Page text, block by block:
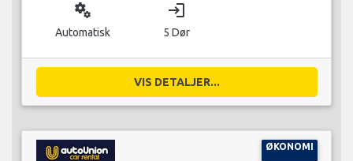
miscellaneous_services
Automatisk
login
5 Dør
VIS DETALJER...
ØKONOMI